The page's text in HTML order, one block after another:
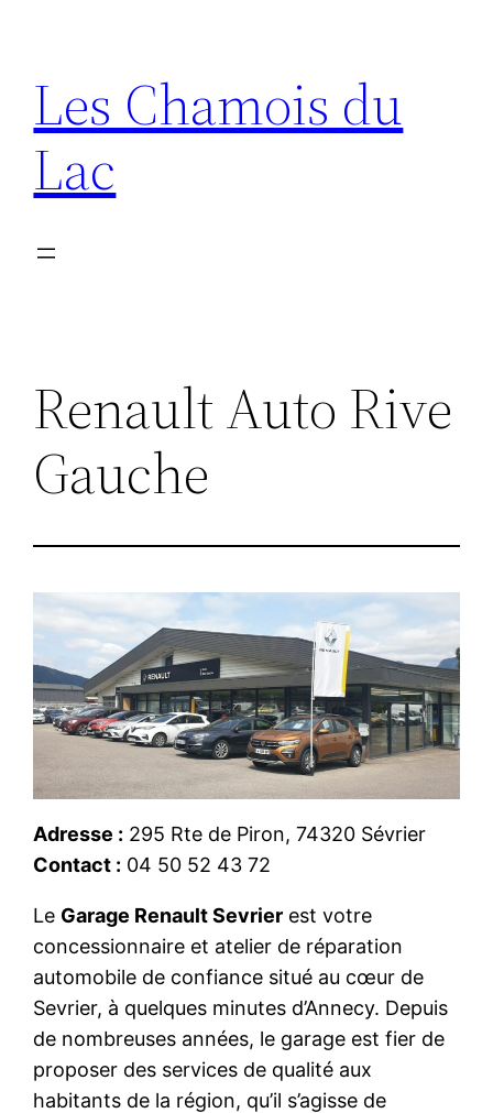
contenu
Les Chamois du
Lac
Renault Auto Rive
Gauche
Adresse : 295 Rte de Piron, 74320 Sévrier
Contact : 04 50 52 43 72
Le Garage Renault Sevrier est votre
concessionnaire et atelier de réparation
automobile de confiance situé au cœur de
Sevrier, à quelques minutes d’Annecy. Depuis
de nombreuses années, le garage est fier de
proposer des services de qualité aux
habitants de la région, qu’il s’agisse de